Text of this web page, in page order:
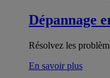
Dépannage
Résolvez les
En savoir plus